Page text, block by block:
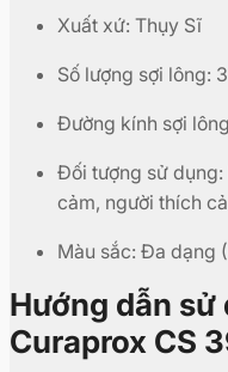
Xuất xứ: Thụy Sĩ
Số lượng sợi lông:
Đường kính sợi
Đối tượng sử dụng:
cảm, người thích
Màu sắc: Đa dạng
Hướng dẫn sử
Curaprox CS